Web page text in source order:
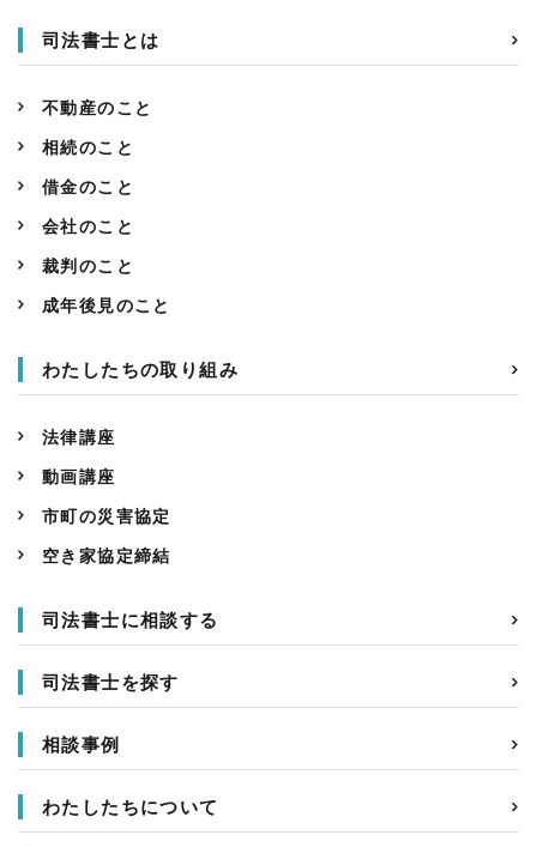
司法書士とは
不動産のこと
相続のこと
借金のこと
会社のこと
裁判のこと
成年後見のこと
わたしたちの取り組み
法律講座
動画講座
市町の災害協定
空き家協定締結
司法書士に相談する
司法書士を探す
相談事例
わたしたちについて